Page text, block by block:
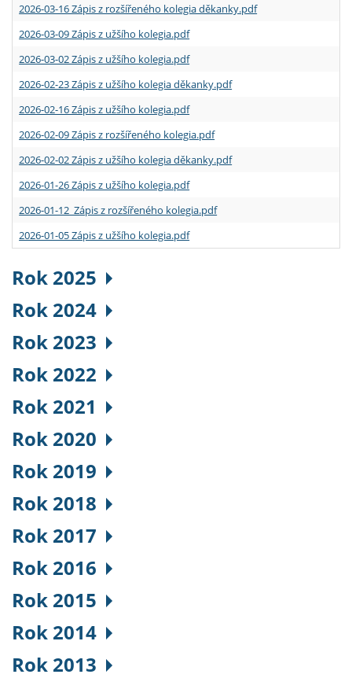
2026-03-16 Zápis z rozšířeného kolegia děkanky.pdf
2026-03-09 Zápis z užšího kolegia.pdf
2026-03-02 Zápis z užšího kolegia.pdf
2026-02-23 Zápis z užšího kolegia děkanky.pdf
2026-02-16 Zápis z užšího kolegia.pdf
2026-02-09 Zápis z rozšířeného kolegia.pdf
2026-02-02 Zápis z užšího kolegia děkanky.pdf
2026-01-26 Zápis z užšího kolegia.pdf
2026-01-12 Zápis z rozšířeného kolegia.pdf
2026-01-05 Zápis z užšího kolegia.pdf
Rok 2025
Rok 2024
Rok 2023
Rok 2022
Rok 2021
Rok 2020
Rok 2019
Rok 2018
Rok 2017
Rok 2016
Rok 2015
Rok 2014
Rok 2013